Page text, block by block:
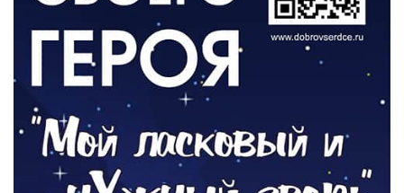
Борьба с борщевиком продолжается
04.08.2026